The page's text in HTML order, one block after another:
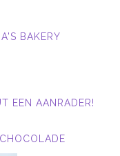
BAKERY
EEN AANRADER!